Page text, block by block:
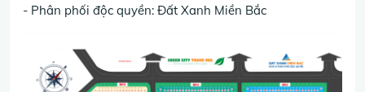
- Phân phối độc quyền: Đất Xanh Miền Bắc